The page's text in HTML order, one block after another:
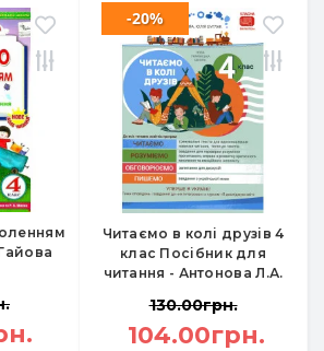
Читаємо в колі друзів 4
клас Посібник для
читання - Антонова Л.А.
-20%
130.00грн.
104.00грн.